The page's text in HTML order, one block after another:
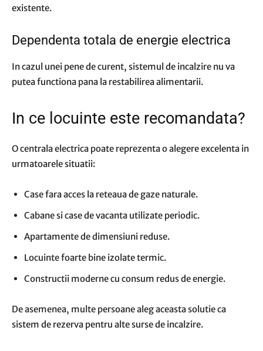
existente.
Dependenta totala de energie electrica
In cazul unei pene de curent, sistemul de incalzire nu va
putea functiona pana la restabilirea alimentarii.
In ce locuinte este recomandata?
O centrala electrica poate reprezenta o alegere excelenta in
urmatoarele situatii:
Case fara acces la reteaua de gaze naturale.
Cabane si case de vacanta utilizate periodic.
Apartamente de dimensiuni reduse.
Locuinte foarte bine izolate termic.
Constructii moderne cu consum redus de energie.
De asemenea, multe persoane aleg aceasta solutie ca
sistem de rezerva pentru alte surse de incalzire.